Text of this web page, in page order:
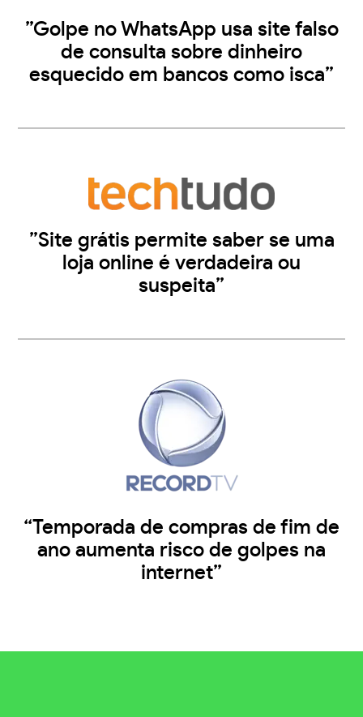
”Golpe no WhatsApp usa site falso
de consulta sobre dinheiro
esquecido em bancos como isca”
”Site grátis permite saber se uma
loja online é verdadeira ou
suspeita”
“Temporada de compras de fim de
ano aumenta risco de golpes na
internet”